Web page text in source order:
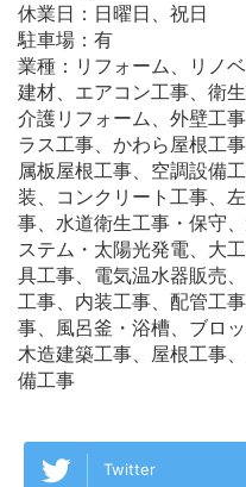
休業日：日曜日、祝日
駐車場：有
業種：リフォーム、リノ
建材、エアコン工事、衛
介護リフォーム、外壁工
ラス工事、かわら屋根工
属板屋根工事、空調設備
装、コンクリート工事、
事、水道衛生工事・保守
ステム・太陽光発電、大
具工事、電気温水器販売
工事、内装工事、配管工
事、風呂釜・浴槽、ブロ
木造建築工事、屋根工事
備工事
Twitter